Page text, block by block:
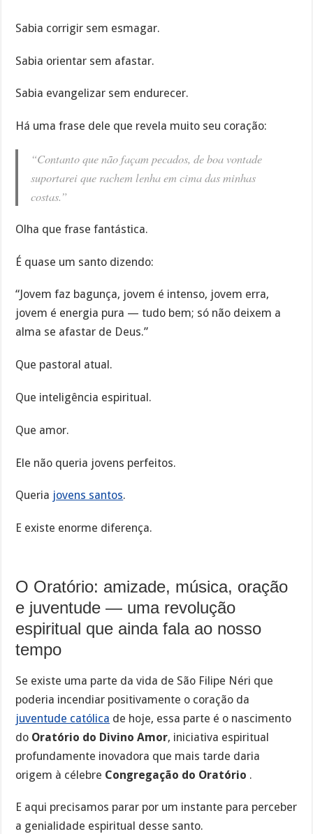
Sabia corrigir sem esmagar.
Sabia orientar sem afastar.
Sabia evangelizar sem endurecer.
Há uma frase dele que revela muito seu coração:
“Contanto que não façam pecados, de boa vontade
suportarei que rachem lenha em cima das minhas
costas.”
Olha que frase fantástica.
É quase um santo dizendo:
“Jovem faz bagunça, jovem é intenso, jovem erra,
jovem é energia pura — tudo bem; só não deixem a
alma se afastar de Deus.”
Que pastoral atual.
Que inteligência espiritual.
Que amor.
Ele não queria jovens perfeitos.
Queria jovens santos.
E existe enorme diferença.
O Oratório: amizade, música, oração
e juventude — uma revolução
espiritual que ainda fala ao nosso
tempo
Se existe uma parte da vida de São Filipe Néri que
poderia incendiar positivamente o coração da
juventude católica de hoje, essa parte é o nascimento
do Oratório do Divino Amor, iniciativa espiritual
profundamente inovadora que mais tarde daria
origem à célebre Congregação do Oratório .
E aqui precisamos parar por um instante para perceber
a genialidade espiritual desse santo.